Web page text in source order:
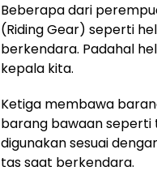
Beberapa dari
(Riding Gear) seperti
berkendara. Padahal
kepala kita.
Ketiga membawa
barang bawaan seperti
digunakan sesuai
tas saat berkendara.